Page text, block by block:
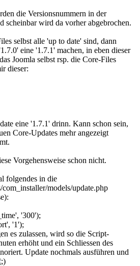
die Versionsnummern in der
scheinbar wird da vorher abgebrochen.
selbst alle 'up to date' sind, dann
eine '1.7.1' machen, in eben dieser
Joomla selbst rsp. die Core-Files
dieser:
eine '1.7.1' drinn. Kann schon sein,
Core-Updates mehr angezeigt
Vorgehensweise schon nicht.
folgendes in die
models/update.php
'300');
'1');
es zulassen, wird so die Script-
erhöht und ein Schliessen des
Update nochmals ausführen und